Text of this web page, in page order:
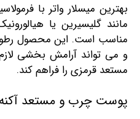
بهترین میسلار واتر با
مانند گلیسیرین یا
مناسب است. این محصول
و می ‌تواند آرامش ‌بخشی
مستعد قرمزی را فراهم کند.
پوست چرب و مستعد آکنه